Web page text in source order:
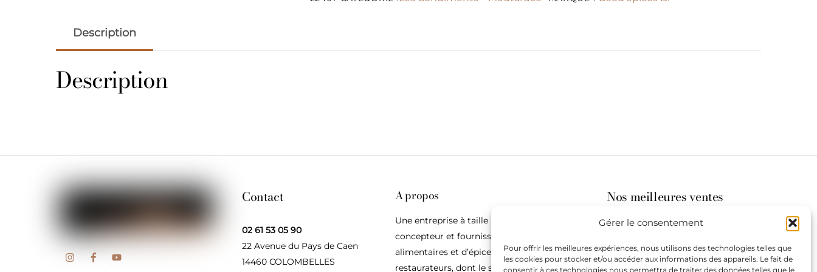
Gérer le consentement
Pour offrir les meilleures expériences, nous utilisons des technologies telles que
les cookies pour stocker et/ou accéder aux informations des appareils. Le fait de
consentir à ces technologies nous permettra de traiter des données telles que le
Description
Description
Contact
02 61 53 05 90
22 Avenue du Pays de Caen
14460 COLOMBELLES
A propos
Une entreprise à taille humaine,
concepteur et fournisseur de produits
alimentaires et d’épices pour les
restaurateurs, dont le siège social est à
Nos meilleures ventes